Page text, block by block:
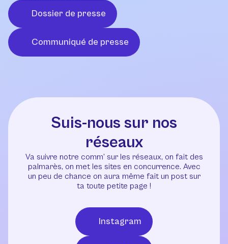
Dossier de presse
Communiqué de presse
Suis-nous sur nos
réseaux
Va suivre notre comm’ sur les réseaux, on fait des
palmarès, on met les sites en concurrence. Avec
un peu de chance on aura même fait un post sur
ta toute petite page !
Instagram